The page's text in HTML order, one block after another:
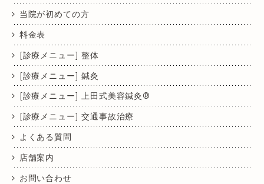
当院が初めての方
料金表
[診療メニュー] 整体
[診療メニュー] 鍼灸
[診療メニュー] 上田式美容鍼灸®
[診療メニュー] 交通事故治療
よくある質問
店舗案内
お問い合わせ